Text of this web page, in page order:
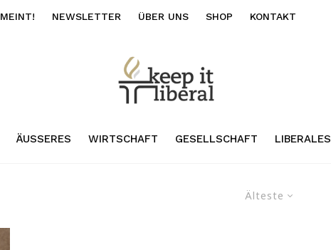
MEINT! NEWSLETTER ÜBER UNS SHOP KONTAKT
ÄUSSERES WIRTSCHAFT GESELLSCHAFT LIBERALES
Älteste